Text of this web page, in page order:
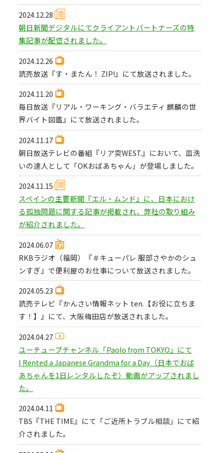
2024.12.28
朝日新聞デジタルにてクライアントパートナーズの特
集記事が配信されました。
2024.12.26
読売放送『す・またん！ ZIP!』にて放送されました。
2024.11.20
毎日放送『リアル・ワーキング・バラエティ 麒麟の世
界バイト図鑑』にて放送されました。
2024.11.17
朝日放送テレビの番組『リア突WEST.』において、皿洗
いの達人として「OKおばあちゃん」が登場しました。
2024.11.15
スペインの主要新聞『エル・ムンド』に、日本におけ
る孤独問題に関する記事が掲載され、弊社の取り組み
が紹介されました。
2024.06.07
RKBラジオ（福岡）『＃キューパレ 服部さやかのシュ
ンすぎ』で便利屋のお仕事について放送されました。
2024.05.23
読売テレビ『かんさい情報ネット ten.【お役に立ちま
す！】』にて、大阪梅田店が放送されました。
2024.04.27
ユーチューブチャンネル「Paolo from TOKYO」にて
I Rented a Japanese Grandma for a Day（日本でおば
あちゃんを1日レンタルしたぞ）動画がアップされまし
た。
2024.04.11
TBS『THE TIME』にて「ご近所トラブル相談」にて紹
介されました。